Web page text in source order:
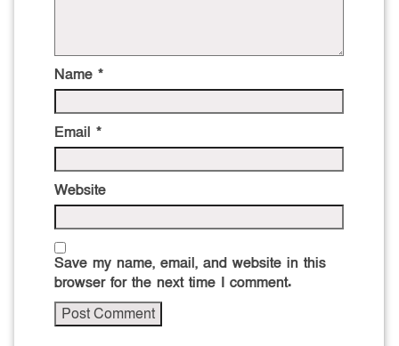
Name *
Email *
Website
Save my name, email, and website in this
browser for the next time I comment.